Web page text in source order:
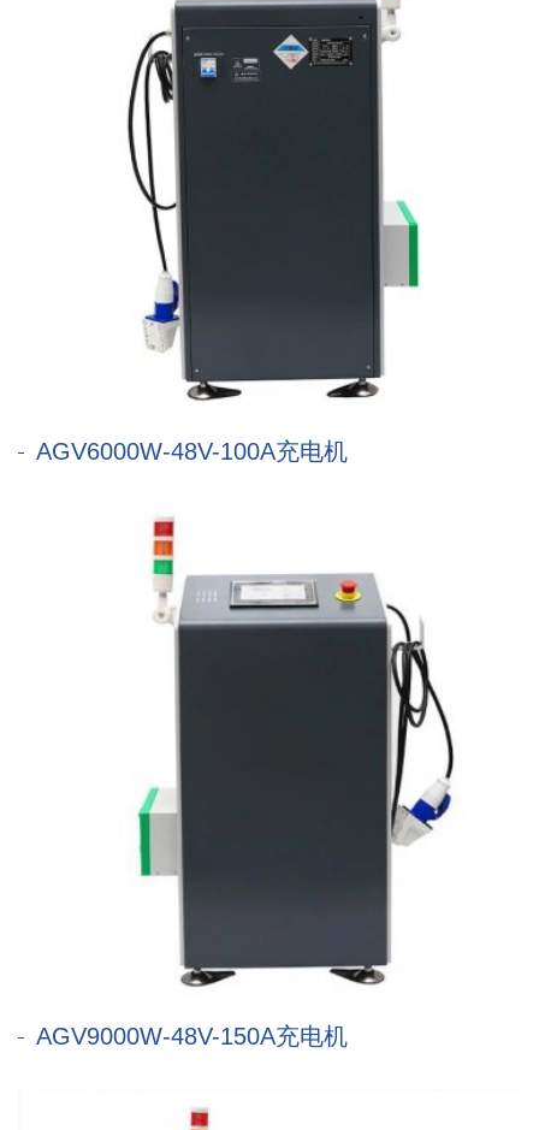
AGV6000W-48V-100A充电机
AGV9000W-48V-150A充电机